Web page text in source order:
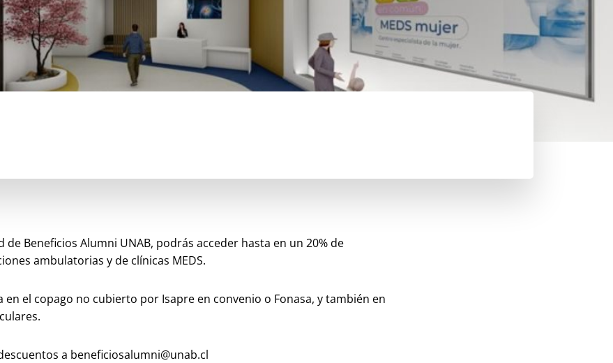
de Beneficios Alumni UNAB, podrás acceder hasta en un 20% de
ambulatorias y de clínicas MEDS.
en el copago no cubierto por Isapre en convenio o Fonasa, y también en
a beneficiosalumni@unab.cl